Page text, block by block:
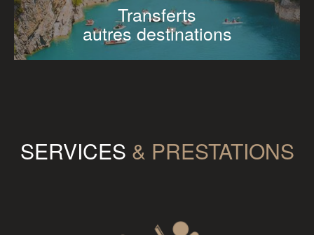
Transferts
autres destinations
SERVICES & PRESTATIONS